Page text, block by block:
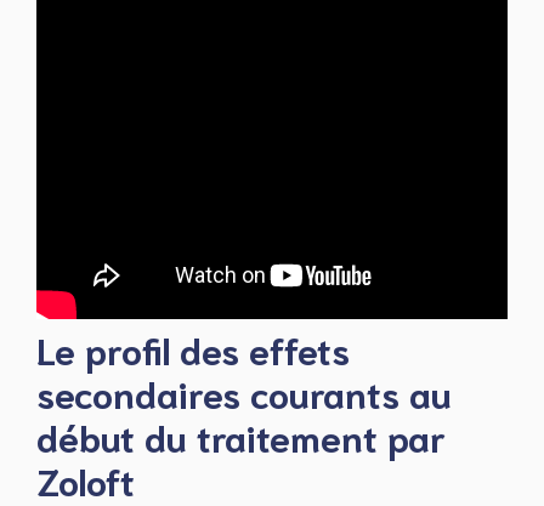
Le profil des effets
secondaires courants au
début du traitement par
Zoloft